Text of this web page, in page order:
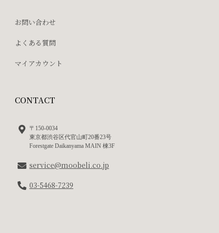
お問い合わせ
よくある質問
マイアカウント
CONTACT
〒150-0034
東京都渋谷区代官山町20番23号
Forestgate Daikanyama MAIN 棟3F
service@moobeli.co.jp
03-5468-7239